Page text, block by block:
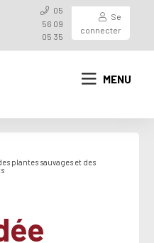
05
56 09
05 35
Se
connecter
MENU
plantes sauvages et des